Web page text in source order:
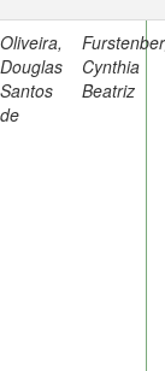
Oliveira,
Douglas
Santos
de
Cynthia
Beatriz